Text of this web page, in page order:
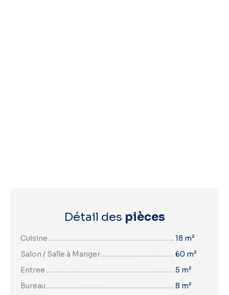
Détail des pièces
Cuisine
18 m²
Salon / Salle à Manger
60 m²
Entree
5 m²
Bureau
8 m²